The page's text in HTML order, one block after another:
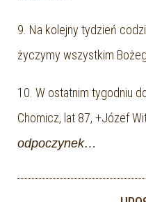
9. Na kolejny tydzień
życzymy wszystkim
10. W ostatnim tygodniu
Chomicz, lat 87, +Józef
odpoczynek…